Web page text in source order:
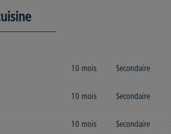
10 mois Secondaire
10 mois Secondaire
10 mois Secondaire